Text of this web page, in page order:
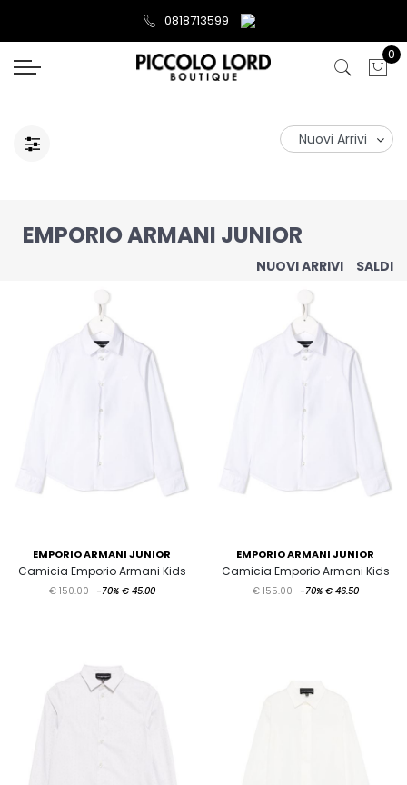
0818713599
0
EMPORIO ARMANI JUNIOR
NUOVI ARRIVI SALDI
EMPORIO ARMANI JUNIOR
Camicia Emporio Armani Kids
€ 150.00 -70% € 45.00
EMPORIO ARMANI JUNIOR
Camicia Emporio Armani Kids
€ 155.00 -70% € 46.50